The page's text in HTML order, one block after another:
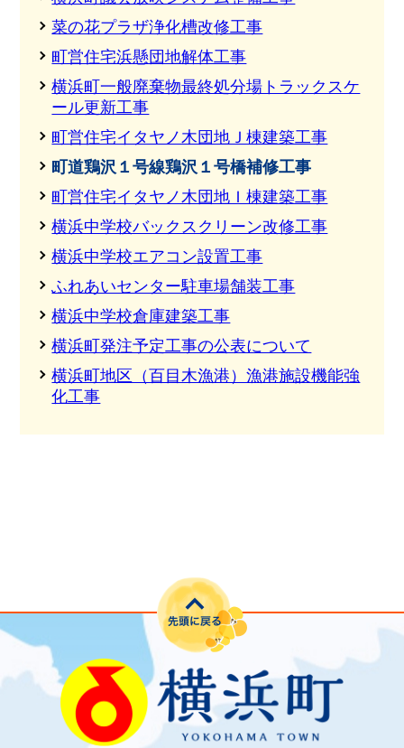
菜の花プラザ浄化槽改修工事
町営住宅浜懸団地解体工事
横浜町一般廃棄物最終処分場トラックスケ
ール更新工事
町営住宅イタヤノ木団地Ｊ棟建築工事
町道鶏沢１号線鶏沢１号橋補修工事
町営住宅イタヤノ木団地Ｉ棟建築工事
横浜中学校バックスクリーン改修工事
横浜中学校エアコン設置工事
ふれあいセンター駐車場舗装工事
横浜中学校倉庫建築工事
横浜町発注予定工事の公表について
横浜町地区（百目木漁港）漁港施設機能強
化工事